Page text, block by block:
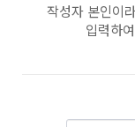
작성자 본인이
입력하